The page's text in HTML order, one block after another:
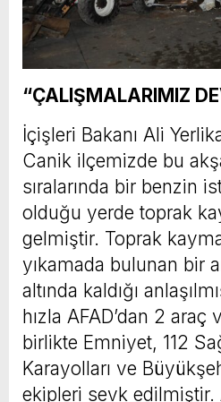
“ÇALIŞMALARIMIZ
İçişleri Bakanı Ali
Canik ilçemizde bu
sıralarında bir benzin
olduğu yerde toprak
gelmiştir. Toprak
yıkamada bulunan bir
altında kaldığı
hızla AFAD’dan 2
birlikte Emniyet, 112
Karayolları ve
ekipleri sevk edilmiştir.